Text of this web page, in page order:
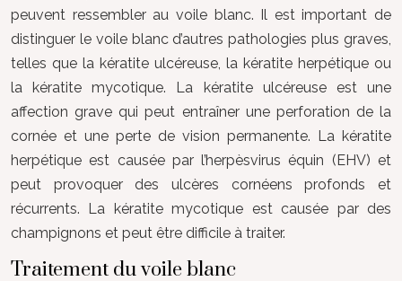
peuvent ressembler au voile blanc. Il est important de
distinguer le voile blanc d’autres pathologies plus graves,
telles que la kératite ulcéreuse, la kératite herpétique ou
la kératite mycotique. La kératite ulcéreuse est une
affection grave qui peut entraîner une perforation de la
cornée et une perte de vision permanente. La kératite
herpétique est causée par l’herpèsvirus équin (EHV) et
peut provoquer des ulcères cornéens profonds et
récurrents. La kératite mycotique est causée par des
champignons et peut être difficile à traiter.
Traitement du voile blanc